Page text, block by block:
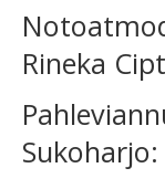
Rineka